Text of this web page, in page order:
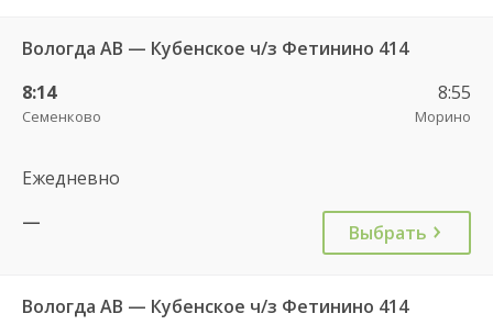
Вологда АВ — Кубенское ч/з Фетинино 414
8:14
Семенково
8:55
Морино
Ежедневно
—
Выбрать
Вологда АВ — Кубенское ч/з Фетинино 414